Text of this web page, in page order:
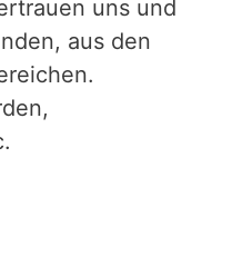
uns und
aus den